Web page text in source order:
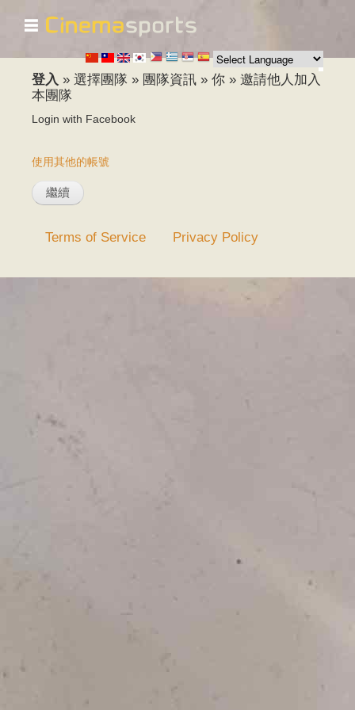
移
至
主
☰
登入 » 選擇團隊 » 團隊資訊 » 你 » 邀請他人加入
本團隊
Login with Facebook
使用其他的帳號
Terms of Service Privacy Policy